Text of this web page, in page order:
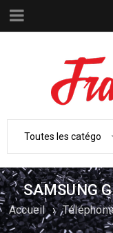
SAMSUNG
Accueil ›